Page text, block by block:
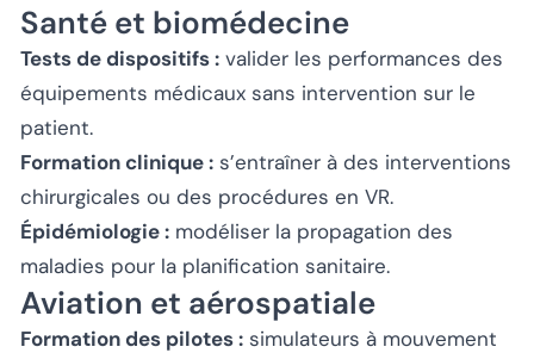
Santé et biomédecine
Tests de dispositifs : valider les performances des
équipements médicaux sans intervention sur le
patient.
Formation clinique : s’entraîner à des interventions
chirurgicales ou des procédures en VR.
Épidémiologie : modéliser la propagation des
maladies pour la planification sanitaire.
Aviation et aérospatiale
Formation des pilotes : simulateurs à mouvement